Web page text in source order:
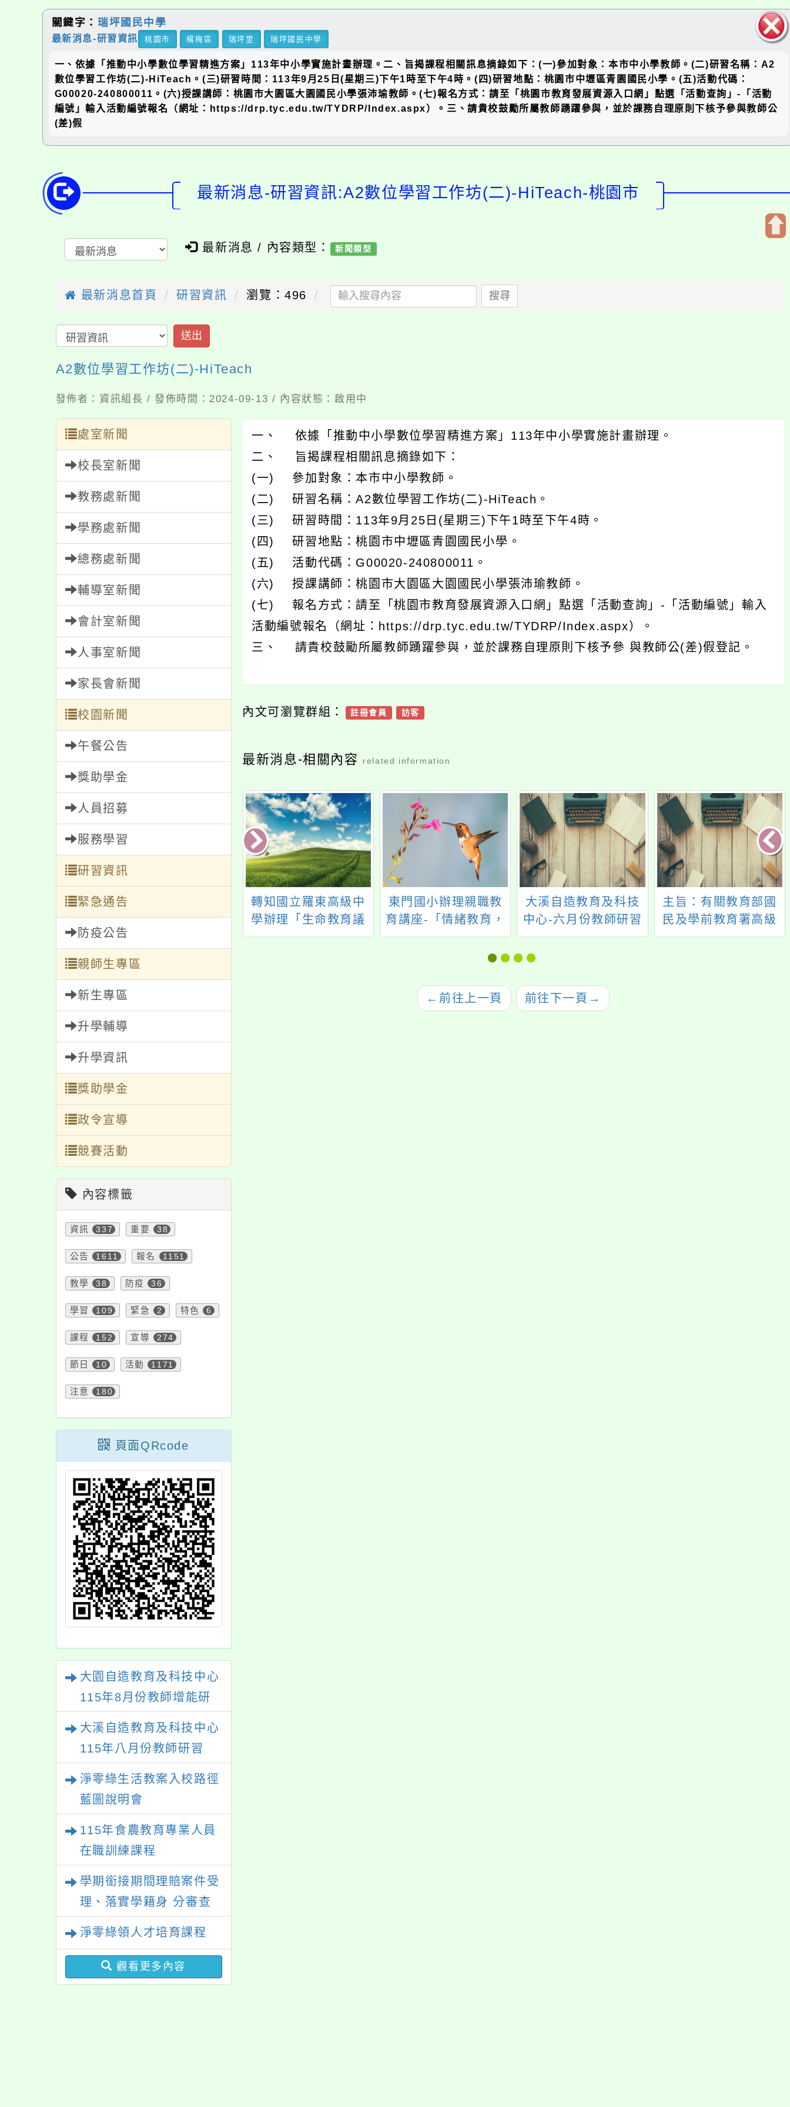
塊
關鍵字： 瑞坪國民中學
最新消息-研習資訊 桃園市 楊梅區 瑞坪里 瑞坪國民中學
一、依據「推動中小學數位學習精進方案」113年中小學實施計畫辦理。二、旨揭課程相關訊息摘錄如下：(一)參加對象：本市中小學教師。(二)研習名稱：A2
數位學習工作坊(二)-HiTeach。(三)研習時間：113年9月25日(星期三)下午1時至下午4時。(四)研習地點：桃園市中壢區青園國民小學。(五)活動代碼：
G00020-240800011。(六)授課講師：桃園市大園區大園國民小學張沛瑜教師。(七)報名方式：請至「桃園市教育發展資源入口網」點選「活動查詢」-「活動
編號」輸入活動編號報名（網址：https://drp.tyc.edu.tw/TYDRP/Index.aspx）。三、請貴校鼓勵所屬教師踴躍參與，並於課務自理原則下核予參與教師公
(差)假
最新消息-研習資訊:A2數位學習工作坊(二)-HiTeach-桃園市
最新消息 / 內容類型： 新聞類型
最新消息首頁 研習資訊 瀏覽：496 搜尋
送出
A2數位學習工作坊(二)-HiTeach
發佈者：資訊組長 / 發佈時間：2024-09-13 / 內容狀態：啟用中
處室新聞
校長室新聞
教務處新聞
學務處新聞
總務處新聞
輔導室新聞
會計室新聞
人事室新聞
家長會新聞
校園新聞
午餐公告
獎助學金
人員招募
服務學習
研習資訊
緊急通告
防疫公告
親師生專區
新生專區
升學輔導
升學資訊
獎助學金
政令宣導
競賽活動
內容標籤
資訊 337 重要 38
公告 1611 報名 1151
教學 38 防疫 36
學習 109 緊急 2 特色 6
課程 152 宣導 274
節日 10 活動 1171
注意 180
頁面QRcode
大園自造教育及科技中心
115年8月份教師增能研
大溪自造教育及科技中心
115年八月份教師研習
淨零綠生活教案入校路徑
藍圖說明會
115年食農教育專業人員
在職訓練課程
學期銜接期間理賠案件受
理、落實學籍身 分審查
淨零綠領人才培育課程
觀看更多內容
一、 依據「推動中小學數位學習精進方案」113年中小學實施計畫辦理。
二、 旨揭課程相關訊息摘錄如下：
(一) 參加對象：本市中小學教師。
(二) 研習名稱：A2數位學習工作坊(二)-HiTeach。
(三) 研習時間：113年9月25日(星期三)下午1時至下午4時。
(四) 研習地點：桃園市中壢區青園國民小學。
(五) 活動代碼：G00020-240800011。
(六) 授課講師：桃園市大園區大園國民小學張沛瑜教師。
(七) 報名方式：請至「桃園市教育發展資源入口網」點選「活動查詢」-「活動編號」輸入
活動編號報名（網址：https://drp.tyc.edu.tw/TYDRP/Index.aspx）。
三、 請貴校鼓勵所屬教師踴躍參與，並於課務自理原則下核予參 與教師公(差)假登記。
內文可瀏覽群組： 註冊會員 訪客
最新消息-相關內容 related information
育部委請國立
學辦理114年度
霸凌輔導人員
作坊(北部場)」
，歡迎報名參
「2026桃園地景藝術
節文化資產推廣計
畫」新住民石滬教育
轉知國立羅東高級中
學辦理「生命教育議
題深化研習(校園議題
東門國小辦理親職教
育講座-「情緒教育，
從家庭做起」，歡迎
本校教師、家長及社
大溪自造教育及科技
中心-六月份教師研習
主旨：有關教育部國
民及學前教育署高級
中等學校轉型正義資
← 前往上一頁 前往下一頁 →